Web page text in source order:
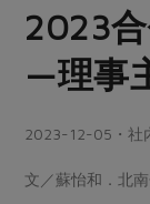
豆製品
肉品・水產
畜產肉類
水畜加工品
常備菜
蛋料理
料理方式
更多預購活動
合作25-經典快閃
社內大小事
產品故事
樂齡生活
廚房瑜伽
關於我們
合作社組織
產品檢驗
2023
—理事
2023-12-05・社
文／蘇怡和．北